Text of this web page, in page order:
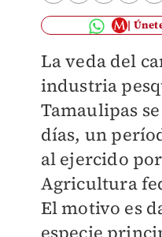
La veda del
industria
Tamaulipas
días, un
al ejercido
Agricultura
El motivo es
especie